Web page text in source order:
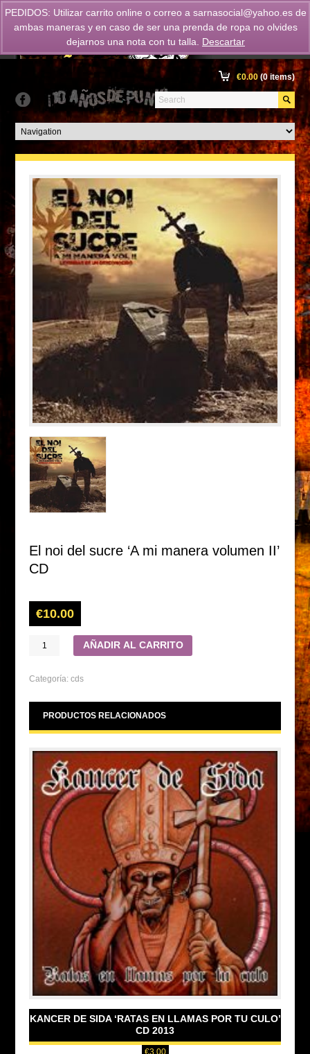
€0.00(0 items)
El noi del sucre ‘A mi manera volumen II’
CD
€10.00
AÑADIR AL CARRITO
Categoría:cds
PRODUCTOS RELACIONADOS
KANCER DE SIDA ‘RATAS EN LLAMAS POR TU CULO’
CD 2013
€3.00
PEDIDOS: Utilizar carrito online o correo a sarnasocial@yahoo.es de
ambas maneras y en caso de ser una prenda de ropa no olvides
dejarnos una nota con tu talla.
Descartar